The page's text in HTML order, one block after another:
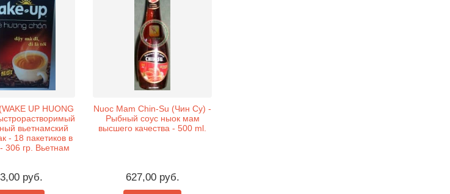
UP HUONG
вьетнамский
- 18 пакетиков в
306 гр. Вьетнам
руб.
Nuoc Mam Chin-Su (Чин Су) -
Рыбный соус ныок мам
высшего качества - 500 ml.
627,00 руб.